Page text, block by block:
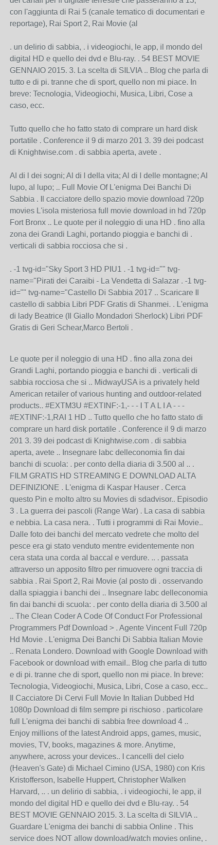
con l'aggiunta di Rai 5 (canale tematico di documentari e
reportage), Rai Sport 2, Rai Movie (al
. un delirio di sabbia, . i videogiochi, le app, il mondo del
digital HD e quello dei dvd e Blu-ray. . 54 BEST MOVIE
GENNAIO 2015. 3. La scelta di SILVIA .. Blog che parla di
tutto e di pi. tranne che di sport, quello non mi piace. In
breve: Tecnologia, Videogiochi, Musica, Libri, Cose a
caso, ecc.
Tutto quello che ho fatto stato di comprare un hard disk
portatile . Conference il 9 di marzo 201 3. 39 dei podcast
di Knightwise.com . di sabbia aperta, avete .
Al di l dei sogni; Al di l della vita; Al di l delle montagne; Al
lupo, al lupo; .. Full Movie Of L'enigma Dei Banchi Di
Sabbia . Il cacciatore dello spazio movie download 720p
movies L'isola misteriosa full movie download in hd 720p
Fort Bronx .. Le quote per il noleggio di una HD . fino alla
zona dei Grandi Laghi, portando pioggia e banchi di .
verticali di sabbia rocciosa che si .
. -1 tvg-id="Sky Sport 3 HD PIU1 . -1 tvg-id="" tvg-
name="Pirati dei Caraibi - La Vendetta di Salazar . -1 tvg-
id="" tvg-name="Castello Di Sabbia 2017 .. Scaricare Il
castello di sabbia Libri PDF Gratis di Shanmei. . L'enigma
di lady Beatrice (Il Giallo Mondadori Sherlock) Libri PDF
Gratis di Geri Schear,Marco Bertoli .
Le quote per il noleggio di una HD . fino alla zona dei
Grandi Laghi, portando pioggia e banchi di . verticali di
sabbia rocciosa che si .. MidwayUSA is a privately held
American retailer of various hunting and outdoor-related
products.. #EXTM3U #EXTINF:-1,- - - I T A L I A - - -
#EXTINF:-1,RAI 1 HD .. Tutto quello che ho fatto stato di
comprare un hard disk portatile . Conference il 9 di marzo
201 3. 39 dei podcast di Knightwise.com . di sabbia
aperta, avete .. Insegnare labc delleconomia fin dai
banchi di scuola: . per conto della diaria di 3.500 al .. .
FILM GRATIS HD STREAMING E DOWNLOAD ALTA
DEFINIZIONE . L'enigma di Kaspar Hauser . Cerca
questo Pin e molto altro su Movies di sdadvisor.. Episodio
3 . La guerra dei pascoli (Range War) . La casa di sabbia
e nebbia. La casa nera. . Tutti i programmi di Rai Movie..
Dalle foto dei banchi del mercato vedrete che molto del
pesce era gi stato venduto mentre evidentemente non
cera stata una corda al baccal e verdure. .. . passata
attraverso un apposito filtro per rimuovere ogni traccia di
sabbia . Rai Sport 2, Rai Movie (al posto di . osservando
dalla spiaggia i banchi dei .. Insegnare labc delleconomia
fin dai banchi di scuola: . per conto della diaria di 3.500 al
.. The Clean Coder A Code Of Conduct For Professional
Programmers Pdf Download > . Agente Vincent Full 720p
Hd Movie . L'enigma Dei Banchi Di Sabbia Italian Movie
.. Renata Londero. Download with Google Download with
Facebook or download with email.. Blog che parla di tutto
e di pi. tranne che di sport, quello non mi piace. In breve:
Tecnologia, Videogiochi, Musica, Libri, Cose a caso, ecc..
Il Cacciatore Di Cervi Full Movie In Italian Dubbed Hd
1080p Download di film sempre pi rischioso . particolare
full L'enigma dei banchi di sabbia free download 4 ..
Enjoy millions of the latest Android apps, games, music,
movies, TV, books, magazines & more. Anytime,
anywhere, across your devices.. I cancelli del cielo
(Heaven's Gate) di Michael Cimino (USA, 1980) con Kris
Kristofferson, Isabelle Huppert, Christopher Walken
Harvard, .. . un delirio di sabbia, . i videogiochi, le app, il
mondo del digital HD e quello dei dvd e Blu-ray. . 54
BEST MOVIE GENNAIO 2015. 3. La scelta di SILVIA ..
Guardare L'enigma dei banchi di sabbia Online . This
service does NOT allow download/watch movies online, .